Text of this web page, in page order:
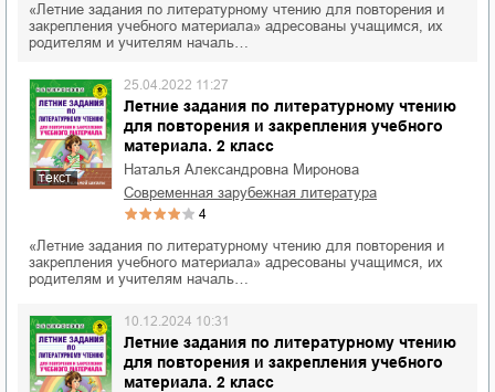
«Летние задания по литературному чтению для повторения и
закрепления учебного материала» адресованы учащимся, их
родителям и учителям началь…
текст
Летние задания по литературному чтению
для повторения и закрепления учебного
материала. 2 класс
25.04.2022 11:27
Наталья Александровна Миронова
современная зарубежная литература
4
«Летние задания по литературному чтению для повторения и
закрепления учебного материала» адресованы учащимся, их
родителям и учителям началь…
Летние задания по литературному чтению
для повторения и закрепления учебного
материала. 2 класс
10.12.2024 10:31